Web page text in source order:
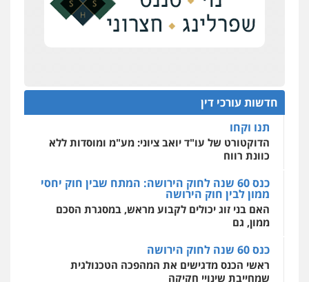
אחסון אתרים
מקצועיים לעורכי דין
מרכז התחלה חדשה
אסירים עבירות מין שירותים מקצועיים
לעורכי דין
חדשות עורכי דין
על סדר היום
כנס תביעות ייצוגיות: הדילמה בין זכויות צרכנים
להגנה על עסקים קטנים
תנו וקחו
הדוקטורט של עו"ד יואב ציוני: מע"מ ומוסדות ללא
כוונת רווח
כנס 60 שנה לחוק הירושה: המתח שבין חוק יחסי
ממון לבין חוק הירושה
האם בני זוג יכולים לקבוע מראש, במסגרת הסכם
ממון, גם
כנס 60 שנה לחוק הירושה
ראשי הכנס מדגישים את המהפכה הטכנולגית
שמחייבת שינויי חקיקה